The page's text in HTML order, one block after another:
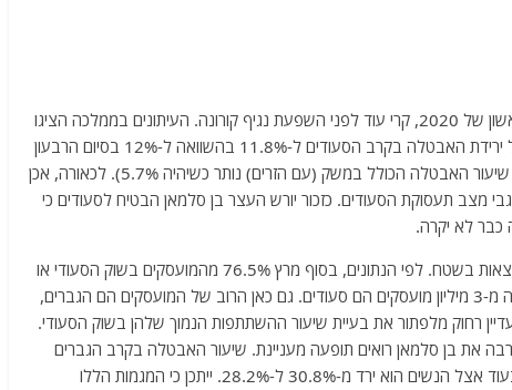
בערב הסעודית התפרסמו היום נתוני האבטלה לרבעון הראשון של 2020, קרי עוד לפני השפעת נגיף קורונה. העיתונים בממלכה הציגו
כמובן את הנתונים כהצלחה גדולה עם כותרות מפוצצות על ירידת האבטלה בקרב הסעודים ל-11.8% בהשוואה ל-12% בסיום הרבעון
הקודם או 12.5% בהשוואה לרבעון הראשון בשנת 2019. שיעור האבטלה הכולל במשק (עם הזרים) נותר כשיהיה 5.7%). לכאורה, אכן
מצב תעסוקת הסעודים. כזכור יורש העצר בן סלמאן הבטיח לסעודים כי
למרות כל ההצהרות על סעודיזציה של שוק העבודה אין תוצאות בשטח. לפי הנתונים, בסוף מרץ 76.5% מהמועסקים בשוק הסעודי או
קרוב ל-10.5 מיליון הם זרים. 23.5% בלבד או קצת למעלה מ-3 מיליון מועסקים הם סעודים. גם כאן הרוב של המועסקים הם הגברים,
עדיין רחוק מלפתור את בעיית שיעור ההשתתפות הנמוך שלהן בשוק הסעודי.
את בן סלמאן רואים תופעה מעניינת. שיעור האבטלה בקרב הגברים
צמח ברבעון הראשון של השנה ל-5.6% (לעומת 4.9%) בעוד אצל הנשים הוא ירד מ-30.8% ל-28.2%. ייתכן כי המגמות הללו